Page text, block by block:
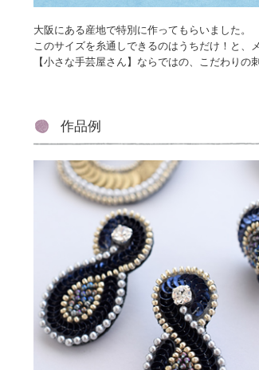
大阪にある産地で特別に作ってもらいました。
このサイズを糸通しできるのはうちだけ！と、
【小さな手芸屋さん】ならではの、こだわりの
作品例